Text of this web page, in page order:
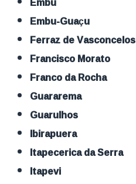
Embu-Guaçu
Ferraz de Vasconcelos
Francisco Morato
Franco da Rocha
Guararema
Guarulhos
Ibirapuera
Itapecerica da Serra
Itapevi